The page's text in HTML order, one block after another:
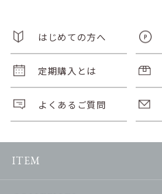
はじめての方へ
定期購入とは
よくあるご質問
ITEM